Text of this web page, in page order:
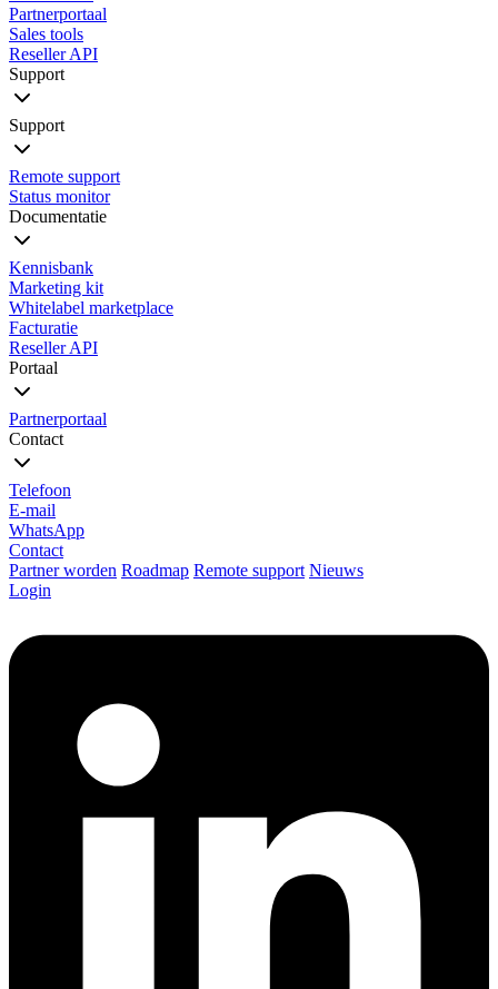
Partnerportaal
Sales tools
Reseller API
Support
Support
Remote support
Status monitor
Documentatie
Kennisbank
Marketing kit
Whitelabel marketplace
Facturatie
Reseller API
Portaal
Partnerportaal
Contact
Telefoon
E-mail
WhatsApp
Contact
Partner worden Roadmap Remote support Nieuws
Login